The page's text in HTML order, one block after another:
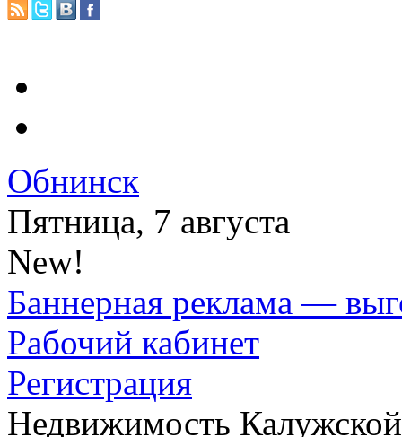
Обнинск
Пятница, 7 августа
New!
Баннерная реклама —
Рабочий кабинет
Регистрация
Недвижимость